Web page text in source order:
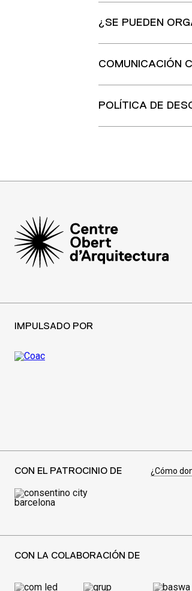
¿SE PUEDEN
COMUNICACIÓN
POLÍTICA DE
IMPULSADO POR
CON EL PATROCINIO DE ¿Cómo
CON LA COLABORACIÓN DE